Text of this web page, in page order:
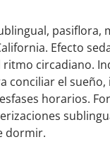
pasiflora,
Efecto
circadiano.
conciliar el
horarios.
dormir.